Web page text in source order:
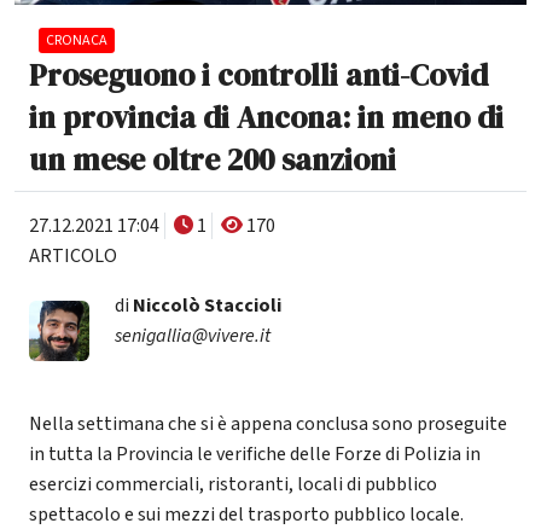
CRONACA
Proseguono i controlli anti-Covid
in provincia di Ancona: in meno di
un mese oltre 200 sanzioni
27.12.2021 17:04 1
170
ARTICOLO
di Niccolò Staccioli
senigallia@vivere.it
Nella settimana che si è appena conclusa sono proseguite
in tutta la Provincia le verifiche delle Forze di Polizia in
esercizi commerciali, ristoranti, locali di pubblico
spettacolo e sui mezzi del trasporto pubblico locale.